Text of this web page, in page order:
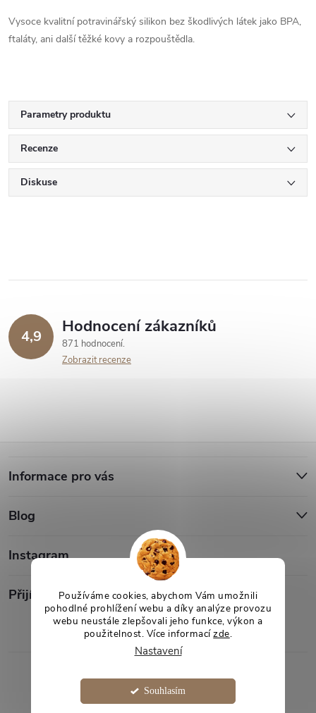
Používáme cookies, abychom Vám umožnili
pohodlné prohlížení webu a díky analýze provozu
webu neustále zlepšovali jeho funkce, výkon a
použitelnost. Více informacízde.
Nastavení
Souhlasím
Vysoce kvalitní potravinářský silikon bez škodlivých látek jako BPA,
ftaláty, ani další těžké kovy a rozpouštědla.
Parametry produktu
Recenze
Diskuse
4,9 Hodnocení zákazníků
871 hodnocení
Zobrazit recenze
p
a
Informace pro vás
Blog
Instagram
Přijímáme online platby
Copyright 2026Desami. Všechna práva vyhrazena.